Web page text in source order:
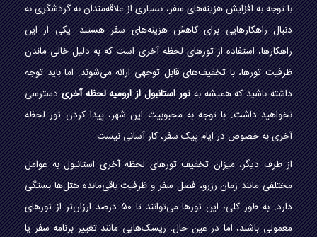
با توجه به افزایش هزینه‌های سفر، بسیاری از علاقه‌مندان به گردشگری به
دنبال راهکارهایی برای کاهش هزینه‌های سفر هستند. یکی از این
راهکارها، استفاده از تورهای لحظه آخری است که به دلیل خالی ماندن
ظرفیت تورها، با تخفیف‌های قابل توجهی ارائه می‌شوند. اما باید توجه
داشته باشید که همیشه بهتور استانبول از ارومیه لحظه آخریدسترسی
نخواهید داشت. با توجه به محبوبیت این شهر، پیدا کردن تور لحظه
آخری به خصوص در ایام پیک سفر، کار آسانی نیست.
از طرف دیگر، میزان تخفیف تورهای لحظه آخری استانبول به عوامل
مختلفی مانند زمان رزرو، فصل سفر و ظرفیت باقی‌مانده هتل‌ها بستگی
دارد. به طور کلی، این تورها می‌توانند تا ۵۰ درصد ارزان‌تر از تورهای
معمولی باشند، اما در عین حال، ریسک‌هایی مانند تغییر برنامه سفر یا